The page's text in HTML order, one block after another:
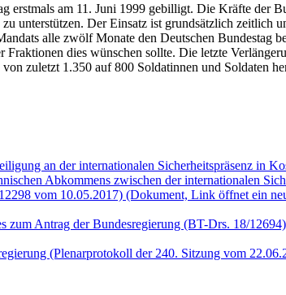
am 11. Juni 1999 gebilligt. Die Kräfte der
unterstützen. Der Einsatz ist grundsätzlich zeitlich
alle zwölf Monate den Deutschen Bundestag
dies wünschen sollte. Die letzte
zuletzt 1.350 auf 800 Soldatinnen und Soldaten
an der internationalen Sicherheitspräsenz in
Abkommens zwischen der internationalen
vom 10.05.2017) (Dokument, Link öffnet ein
zum Antrag der Bundesregierung (BT-Drs. 18/12694)
(Plenarprotokoll der 240. Sitzung vom